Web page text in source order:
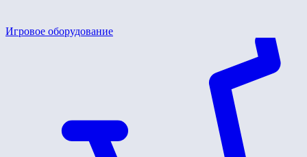
Игровое оборудование